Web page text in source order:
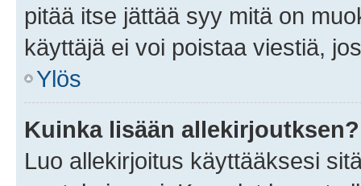
pitää itse jättää syy mitä on
käyttäjä ei voi poistaa viestiä,
Ylös
Kuinka lisään allekirjoutksen?
Luo allekirjoitus käyttääksesi